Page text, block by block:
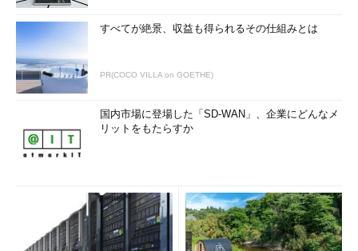
すべてが絶景、収益も得られるその仕組みとは
PR(COCO VILLA on GOETHE)
国内市場に登場した「SD-WAN」、企業にどんなメ
リットをもたらすか